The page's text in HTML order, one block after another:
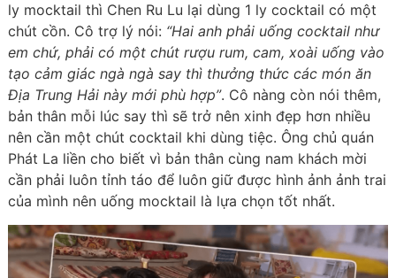
ly mocktail thì Chen Ru Lu lại dùng 1 ly cocktail có một
chút cồn. Cô trợ lý nói: “Hai anh phải uống cocktail như
em chứ, phải có một chút rượu rum, cam, xoài uống vào
tạo cảm giác ngà ngà say thì thưởng thức các món ăn
Địa Trung Hải này mới phù hợp”. Cô nàng còn nói thêm,
bản thân mỗi lúc say thì sẽ trở nên xinh đẹp hơn nhiều
nên cần một chút cocktail khi dùng tiệc. Ông chủ quán
Phát La liền cho biết vì bản thân cùng nam khách mời
cần phải luôn tỉnh táo để luôn giữ được hình ảnh ảnh trai
của mình nên uống mocktail là lựa chọn tốt nhất.